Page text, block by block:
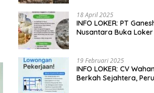
18 April 2025
INFO LOKER: PT
Nusantara Buka
19 Februari 2025
INFO LOKER: CV
Berkah Sejahtera,